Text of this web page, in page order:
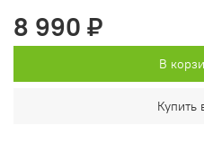
8 990 ₽
В
Купить